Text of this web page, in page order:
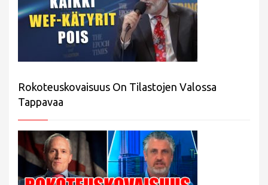
Rokoteuskovaisuus On Tilastojen Valossa
Tappavaa